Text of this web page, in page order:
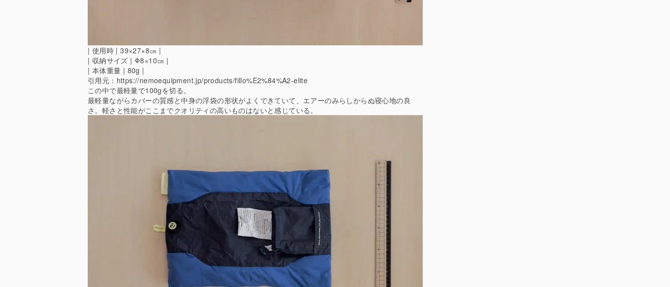
| 使用時 | 39×27×8㎝ |
| 収納サイズ | Φ8×10㎝ |
| 本体重量 | 80g |
引用元： https://nemoequipment.jp/products/fillo%E2%84%A2-elite
この中で最軽量で100gを切る。
最軽量ながらカバーの質感と中身の浮袋の形状がよくできていて、エアーのみらしからぬ寝心地の良
さ。軽さと性能がここまでクオリティの高いものはないと感じている。